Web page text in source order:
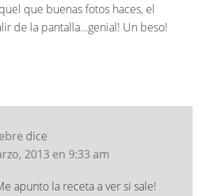
que buenas fotos haces, el
de la pantalla…genial! Un beso!
dice
2013 en 9:33 am
apunto la receta a ver si sale!